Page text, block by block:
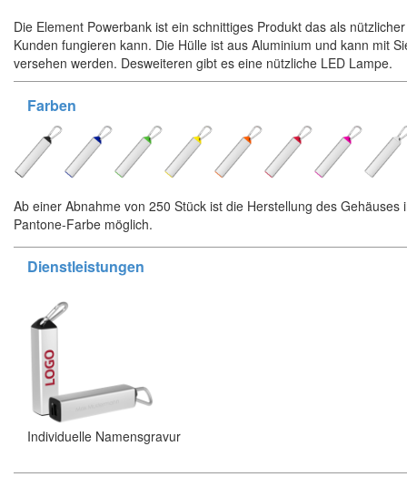
Die Element Powerbank ist ein schnittiges Produkt das als
Kunden fungieren kann. Die Hülle ist aus Aluminium und kann mit
versehen werden. Desweiteren gibt es eine nützliche LED Lampe.
Farben
Ab einer Abnahme von 250 Stück ist die Herstellung des Gehäuses
Pantone-Farbe möglich.
Dienstleistungen
Individuelle Namensgravur